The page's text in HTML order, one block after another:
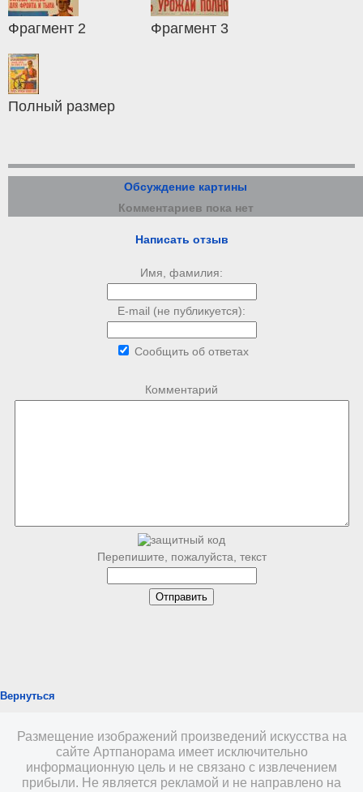
Фрагмент 2 Фрагмент 3
Полный размер
Обсуждение картины
Комментариев пока нет
Написать отзыв
Имя, фамилия:
E-mail (не публикуется):
Сообщить об ответах
Комментарий
Перепишите, пожалуйста, текст
Вернуться
Размещение изображений произведений искусства на
сайте Артпанорама имеет исключительно
информационную цель и не связано с извлечением
прибыли. Не является рекламой и не направлено на